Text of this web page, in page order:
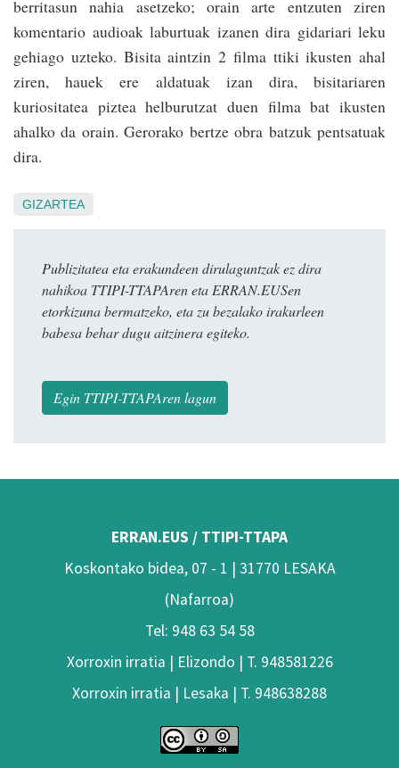
berritasun nahia asetzeko; orain arte entzuten ziren
komentario audioak laburtuak izanen dira gidariari leku
gehiago uzteko. Bisita aintzin 2 filma ttiki ikusten ahal
ziren, hauek ere aldatuak izan dira, bisitariaren
kuriositatea piztea helburu­tzat duen filma bat ikusten
ahalko da orain. Gerorako bertze obra ba­tzuk pentsatuak
dira.
GIZARTEA
Publizitatea eta erakundeen dirulaguntzak ez dira
nahikoa TTIPI-TTAPAren eta ERRAN.EUSen
etorkizuna bermatzeko, eta zu bezalako irakurleen
babesa behar dugu aitzinera egiteko.
Egin TTIPI-TTAPAren lagun
ERRAN.EUS / TTIPI-TTAPA
Koskontako bidea, 07 - 1 | 31770 LESAKA
(Nafarroa)
Tel: 948 63 54 58
Xorroxin irratia | Elizondo | T. 948581226
Xorroxin irratia | Lesaka | T. 948638288